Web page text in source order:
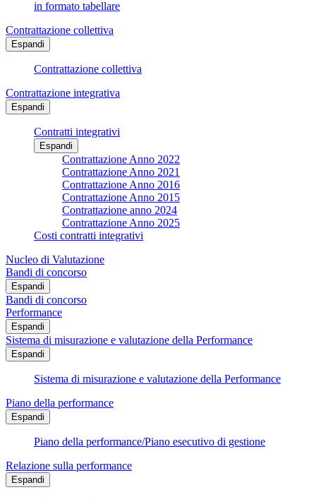
in formato tabellare
Contrattazione collettiva
Espandi
Contrattazione collettiva
Contrattazione integrativa
Espandi
Contratti integrativi
Espandi
Contrattazione Anno 2022
Contrattazione Anno 2021
Contrattazione Anno 2016
Contrattazione Anno 2015
Contrattazione anno 2024
Contrattazione Anno 2025
Costi contratti integrativi
Nucleo di Valutazione
Bandi di concorso
Espandi
Bandi di concorso
Performance
Espandi
Sistema di misurazione e valutazione della Performance
Espandi
Sistema di misurazione e valutazione della Performance
Piano della performance
Espandi
Piano della performance/Piano esecutivo di gestione
Relazione sulla performance
Espandi